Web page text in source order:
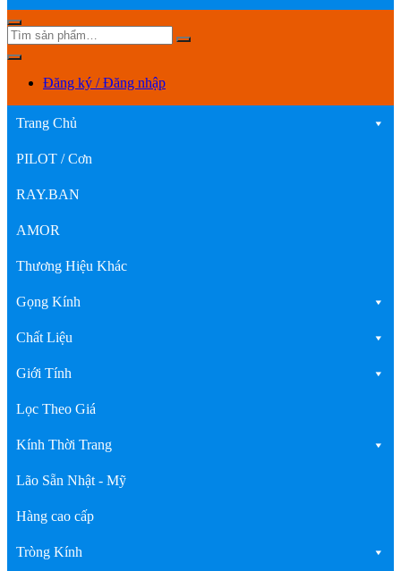
Đăng ký / Đăng nhập
Trang Chủ
PILOT / Cơn
RAY.BAN
AMOR
Thương Hiệu Khác
Gọng Kính
Chất Liệu
Giới Tính
Lọc Theo Giá
Kính Thời Trang
Lão Sẵn Nhật - Mỹ
Hàng cao cấp
Tròng Kính